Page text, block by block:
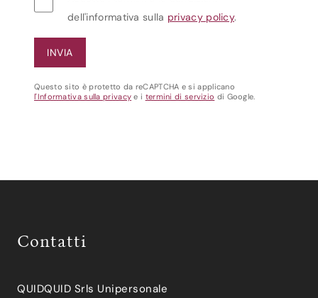
dell'informativa sulla privacy policy.
Questo sito è protetto da reCAPTCHA e si applicano
l'Informativa sulla privacy e i termini di servizio di Google.
Contatti
QUIDQUID Srls Unipersonale